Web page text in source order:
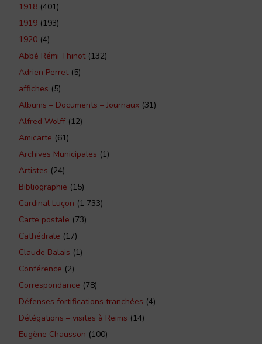
1918 (401)
1919 (193)
1920 (4)
Abbé Rémi Thinot(132)
Adrien Perret(5)
affiches (5)
Albums – Documents – Journaux (31)
Alfred Wolff (12)
Amicarte (61)
Archives Municipales (1)
Artistes (24)
Bibliographie (15)
Cardinal Luçon (1 733)
Carte postale (73)
Cathédrale (17)
Claude Balais (1)
Conférence (2)
Correspondance (78)
Défenses fortifications tranchées (4)
Délégations – visites à Reims (14)
Eugène Chausson (100)